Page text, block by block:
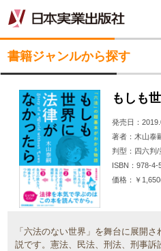
書籍ジャンルから探す
もしも
発売日
著者
木山泰
判型
四六判/
ISBN
978-4-
価格
￥
「六法のない世界」を舞台に展開
説です。憲法、民法、刑法、刑事